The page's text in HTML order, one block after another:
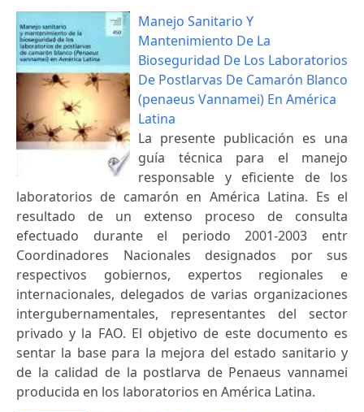
Manejo Sanitario Y
Mantenimiento De La
Bioseguridad De Los Laboratorios
De Postlarvas De Camarón Blanco
(penaeus Vannamei) En América
Latina
La presente publicación es una
guía técnica para el manejo
responsable y eficiente de los
laboratorios de camarón en América Latina. Es el
resultado de un extenso proceso de consulta
efectuado durante el periodo 2001-2003 entr
Coordinadores Nacionales designados por sus
respectivos gobiernos, expertos regionales e
internacionales, delegados de varias organizaciones
intergubernamentales, representantes del sector
privado y la FAO. El objetivo de este documento es
sentar la base para la mejora del estado sanitario y
de la calidad de la postlarva de Penaeus vannamei
producida en los laboratorios en América Latina.